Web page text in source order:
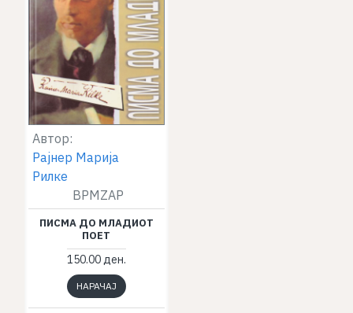
Автор:
Рајнер Марија
Рилке
BPMZAP
ПИСМА ДО МЛАДИОТ
ПОЕТ
150.00 ден.
НАРАЧАЈ